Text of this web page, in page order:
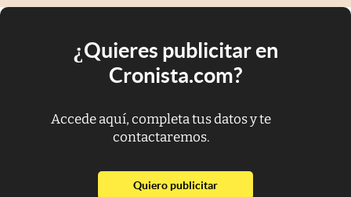
¿Quieres publicitar en
Cronista.com?
Accede aquí, completa tus datos y te
contactaremos.
Quiero publicitarabre en nueva pestaña